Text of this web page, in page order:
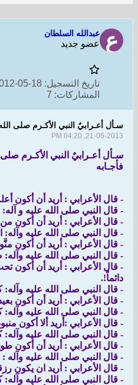
عبدالله السلطان
عضو جديد
تاريخ التسجيل: 18-05-2012
المشاركات: 7
سـأل أعـرابيٌ النبي الأكـرم صلى
21-06-2013, 04:20 PM
سـأل أعـرابيٌ النبي الأكـرم صلى
فأجـابه
- قال الأعرابي : أريد أن أكون
- قال النبي صلى الله عليه و
- قال الأعرابي : أريد أن أكون
- قال النبي صلى الله عليه وآله:
- قال الأعرابي : أريد أن أكون
- قال النبي صلى الله عليه
- قال الأعرابي : أريد أن أكون
دائماً!.
- قال النبي صلى الله عليه
- قال الأعرابي : أريد أن أكون
- قال النبي صلى الله عليه وآله:
- قال الأعرابي :أريد ألا أكون
- قال النبي صلى الله عليه
- قال الأعرابي : أريد أن أكون
- قال النبي صلى الله عليه
- قال الأعرابي : أريد ان يكون
- قال النبي صلى الله عليه